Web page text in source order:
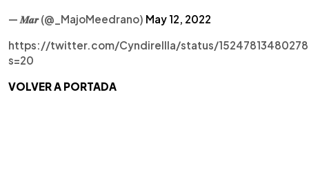
— 𝑴𝒂𝒓 (@_MajoMeedrano) May 12, 2022
https://twitter.com/Cyndirellla/status/
s=20
VOLVER A PORTADA